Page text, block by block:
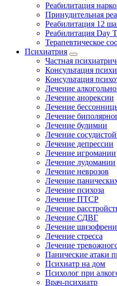
Реабилитация
Принудительная
Реабилитация 12
Реабилитация Day
Терапевтическое
Психиатрия
Частная
Консультация
Консультация
Лечение
Лечение анорексии
Лечение
Лечение
Лечение булимии
Лечение
Лечение депрессии
Лечение игромании
Лечение лудомании
Лечение неврозов
Лечение
Лечение психоза
Лечение ПТСР
Лечение
Лечение СДВГ
Лечение
Лечение стресса
Лечение
Панические атаки
Психиатр на дом
Психолог при
Врач-психиатр